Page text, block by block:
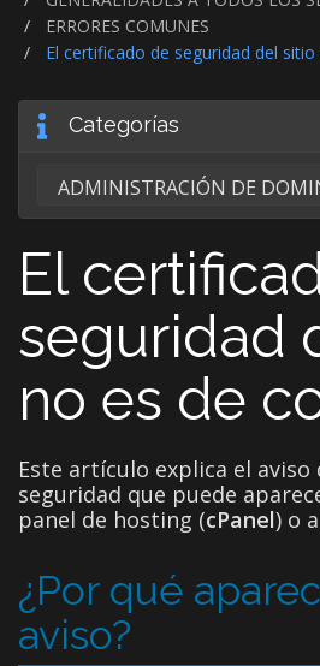
ERRORES COMUNES
El certificado de seguridad del
Categorías
El
seguridad
no es de
Este artículo explica el
seguridad que puede
panel de hosting (cPanel) o
¿Por qué
aviso?